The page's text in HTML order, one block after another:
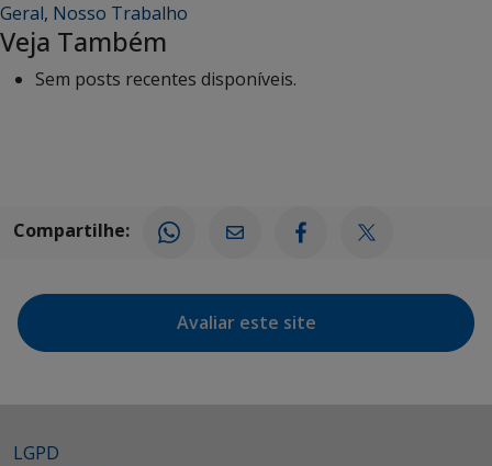
Geral, Nosso Trabalho
Veja Também
Sem posts recentes disponíveis.
Compartilhe:
Avaliar este site
LGPD